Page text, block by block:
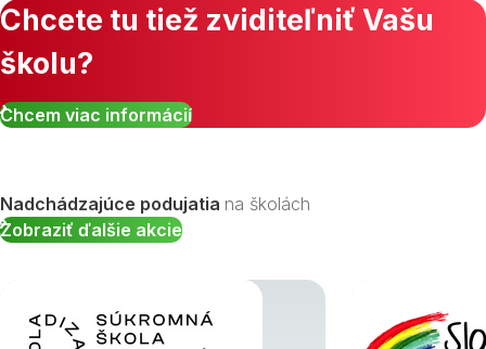
Chcete tu tiež zviditeľniť Vašu
školu?
Chcem viac informácií
Nadchádzajúce podujatia na školách
Zobraziť ďalšie akcie